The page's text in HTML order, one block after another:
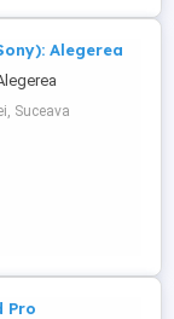
Alegerea
Suceava
Pro